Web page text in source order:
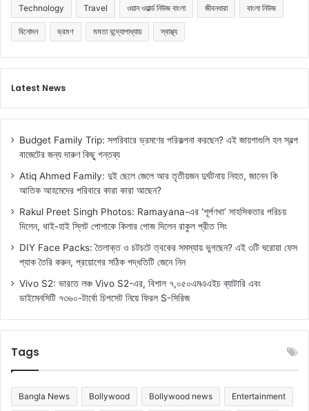
Technology Travel ওয়ান ওয়ার্ল্ড নিউজ বাংলা জীবনধারা বাংলা নিউজ
বিনোদন ভ্রমণ মমতা বন্দ্যোপাধ্যায় স্বাস্থ্য
Latest News
Budget Family Trip: সপরিবারে ভ্রমণের পরিকল্পনা করছেন? এই জায়গাগুলি হল স্বল্প
বাজেটের জন্য দারুণ কিছু গন্তব্য
Atiq Ahmed Family: দুই ছেলে জেলে আর তৃতীয়জন দুর্ঘটনায় নিহত, জানেন কি
আতিক আহমেদের পরিবারে কারা কারা আছেন?
Rakul Preet Singh Photos: Ramayana-এর ‘শূর্পণখা’ সাহসিকতার পরিচয়
দিলেন, থাই-হাই স্লিট পোশাকে কিলার পোজ দিলেন রাকুল প্রীত সিং
DIY Face Packs: তৈলাক্ত ও চটচটে ত্বকের সমস্যায় ভুগছেন? এই ৩টি ঘরোয়া ফেস
প্যাক তৈরি করুন, প্রয়োগের সঠিক পদ্ধতিটি জেনে নিন
Vivo S2: ভারতে লঞ্চ Vivo S2-এর, বিশাল ৭,০৫০এমএএইচ ব্যাটারি এবং
ডাইমেনসিটি ৭৩৬০-টার্বো চিপসেট নিয়ে ফিরল S-সিরিজ
Tags
Bangla News Bollywood Bollywood news Entertainment